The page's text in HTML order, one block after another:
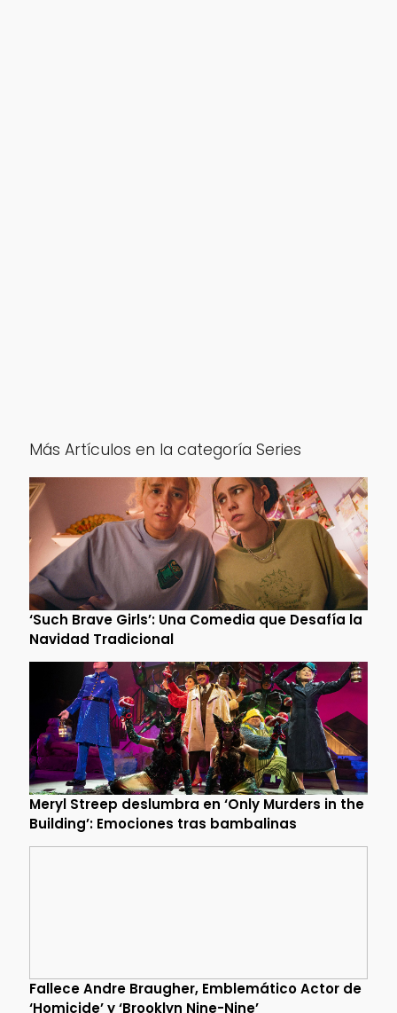
Más Artículos en la categoría Series
‘Such Brave Girls’: Una Comedia que Desafía la
Navidad Tradicional
Meryl Streep deslumbra en ‘Only Murders in the
Building’: Emociones tras bambalinas
Fallece Andre Braugher, Emblemático Actor de
‘Homicide’ y ‘Brooklyn Nine-Nine’